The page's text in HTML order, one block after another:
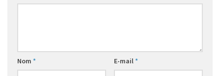
Nom * E-mail*